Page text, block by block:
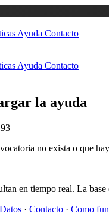
Ayuda Contacto
Ayuda Contacto
la ayuda
no exista o que
en tiempo real. La
· Contacto · Como